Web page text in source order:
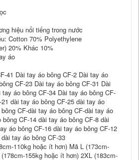
hiệu nổi tiếng trong nước
Cotton 70% Polyethylene
20% Khác 10%
áo
41 Dài tay áo bông CF-2 Dài tay áo
CF-23 Dài tay áo bông CF-31 Dài
áo bông CF-34 Dài tay áo bông CF-
dài tay áo bông CF-25 dài tay áo
CF-dài tay áo bông CF-dài tay áo
bông CF-14 dài tay áo bông CF-8 dài
áo bông CF-16 dài tay áo bông CF-12
tay áo bông CF-33
110kg hoặc ít hơn) Mã L (173cm-
155kg hoặc ít hơn) 2XL (183cm-